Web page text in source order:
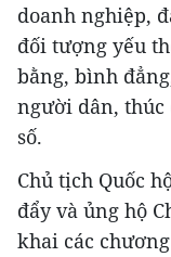
doanh nghiệp,
đối tượng yếu
bằng, bình
người dân, thúc
số.
Chủ tịch Quốc
đẩy và ủng hộ
khai các